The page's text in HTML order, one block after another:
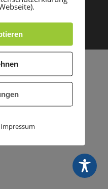
|Datenschutz
Impressum